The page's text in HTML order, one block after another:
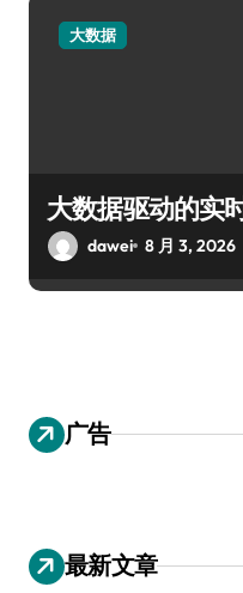
大数据
大数据驱动的实
dawei 8 月 3, 2026
广告
最新文章